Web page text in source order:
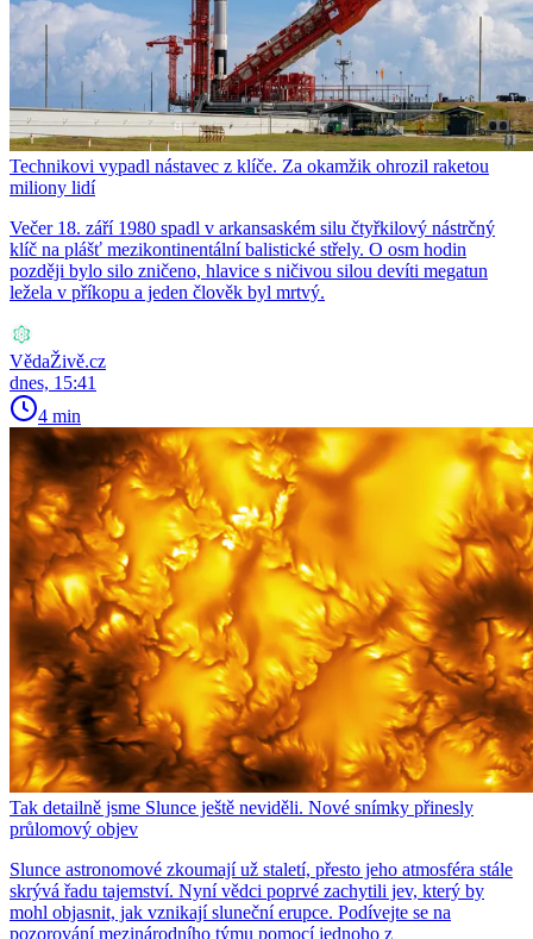
Technikovi vypadl nástavec z klíče. Za okamžik ohrozil raketou
miliony lidí
Večer 18. září 1980 spadl v arkansaském silu čtyřkilový nástrčný
klíč na plášť mezikontinentální balistické střely. O osm hodin
později bylo silo zničeno, hlavice s ničivou silou devíti megatun
ležela v příkopu a jeden člověk byl mrtvý.
VědaŽivě.cz
dnes, 15:41
4 min
Tak detailně jsme Slunce ještě neviděli. Nové snímky přinesly
průlomový objev
Slunce astronomové zkoumají už staletí, přesto jeho atmosféra stále
skrývá řadu tajemství. Nyní vědci poprvé zachytili jev, který by
mohl objasnit, jak vznikají sluneční erupce. Podívejte se na
pozorování mezinárodního týmu pomocí jednoho z